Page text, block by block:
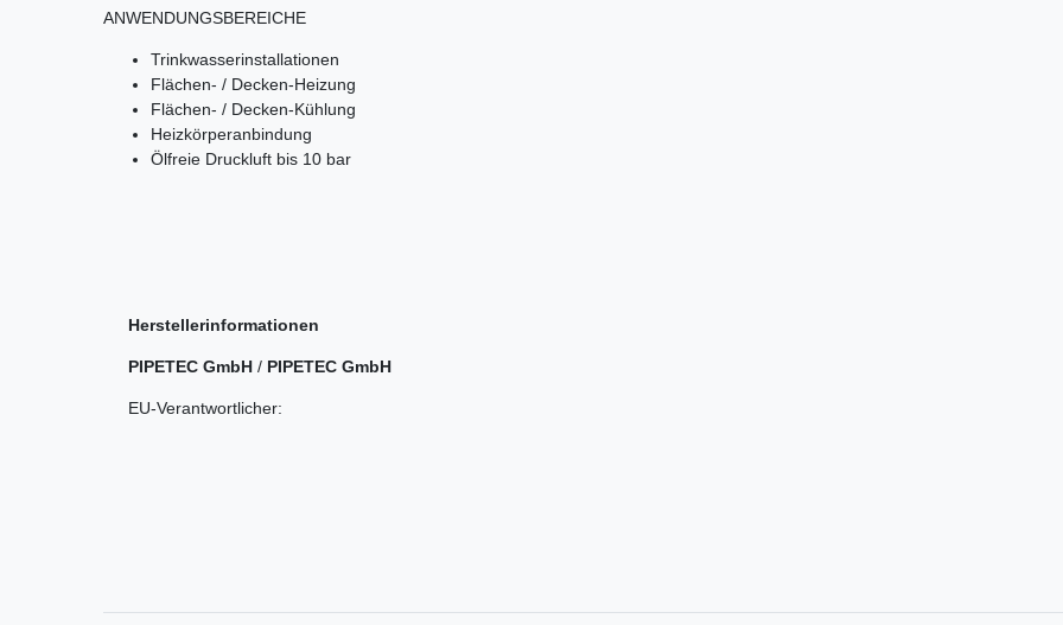
ANWENDUNGSBEREICHE
Trinkwasserinstallationen
Flächen- / Decken-Heizung
Flächen- / Decken-Kühlung
Heizkörperanbindung
Ölfreie Druckluft bis 10 bar
Herstellerinformationen
PIPETEC GmbH / PIPETEC GmbH
EU-Verantwortlicher: